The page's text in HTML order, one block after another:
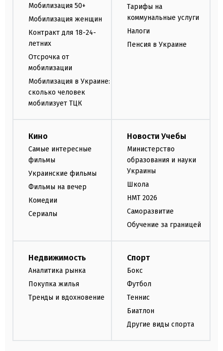
Мобилизация 50+
Мобилизация женщин
Контракт для 18-24-
летних
Отсрочка от
мобилизации
Мобилизация в Украине:
сколько человек
мобилизует ТЦК
Тарифы на
коммунальные услуги
Налоги
Пенсия в Украине
Кино
Самые интересные
фильмы
Украинские фильмы
Фильмы на вечер
Комедии
Сериалы
Новости Учебы
Министерство
образования и науки
Украины
Школа
НМТ 2026
Саморазвитие
Обучение за границей
Недвижимость
Аналитика рынка
Покупка жилья
Тренды и вдохновение
Спорт
Бокс
Футбол
Теннис
Биатлон
Другие виды спорта